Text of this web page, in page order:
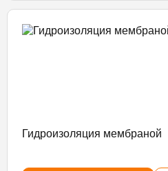
Гидроизоляция мембраной